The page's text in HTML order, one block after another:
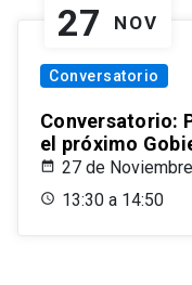
27 NOV
Conversatorio
Conversatorio:
el próximo
27 de
13:30 a 14:50